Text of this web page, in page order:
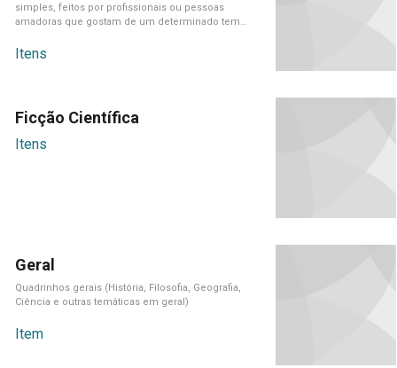
simples, feitos por profissionais ou pessoas
amadoras que gostam de um determinado tema
Itens
Ficção Científica
Itens
Geral
Quadrinhos gerais (História, Filosofia, Geografia,
Ciência e outras temáticas em geral)
Item